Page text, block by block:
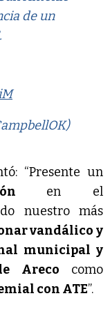
de un
“Presente un
en el
nuestro más
vandálico y
municipal y
Areco como
con ATE”.